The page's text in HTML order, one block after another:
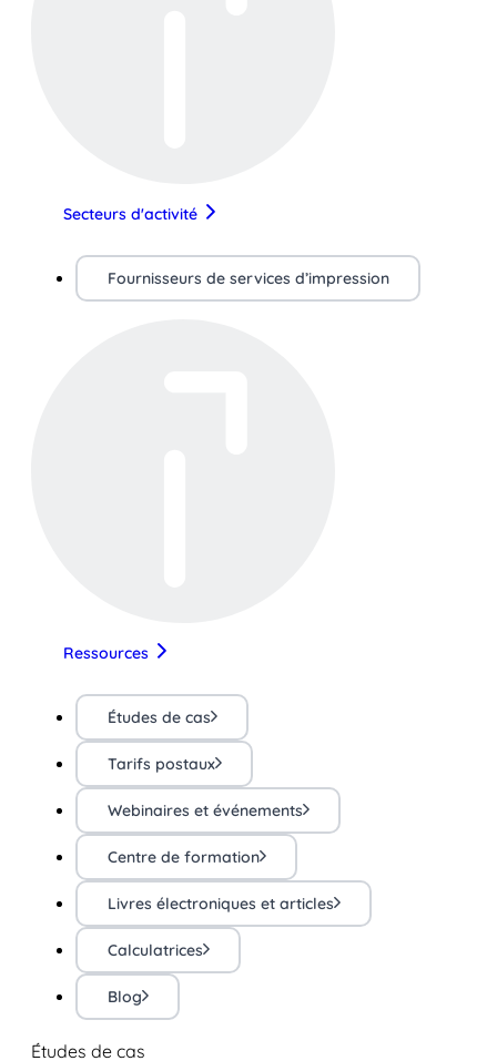
Secteurs d'activité
Fournisseurs de services d’impression
Ressources
Études de cas
Tarifs postaux
Webinaires et événements
Centre de formation
Livres électroniques et articles
Calculatrices
Blog
Études de cas